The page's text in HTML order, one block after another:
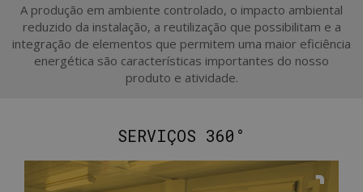
A produção em ambiente controlado, o impacto ambiental
reduzido da instalação, a reutilização que possibilitam e a
integração de elementos que permitem uma maior eficiência
energética são características importantes do nosso
produto e atividade.
SERVIÇOS 360°